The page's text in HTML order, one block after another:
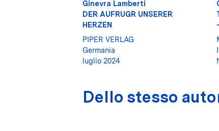
Ginevra Lamberti
DER AUFRUGR UNSERER
HERZEN
PIPER VERLAG
Germania
luglio 2024
Dello stesso